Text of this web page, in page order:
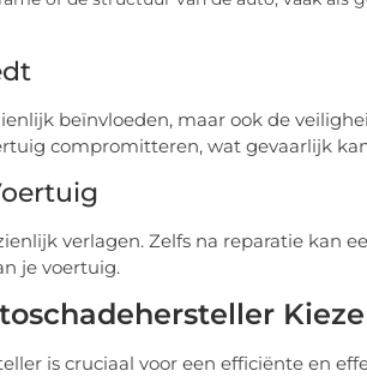
beïnvloeden, maar ook de
compromitteren, wat gevaarlijk
verlagen. Zelfs na reparatie kan
je voertuig.
is cruciaal voor een efficiënte en